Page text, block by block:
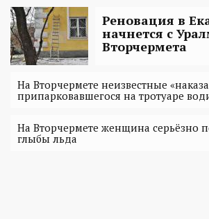
Реновация в
начнется с
Вторчермета
На Вторчермете неизвестные
припарковавшегося на тротуаре
На Вторчермете женщина серьёзно
глыбы льда